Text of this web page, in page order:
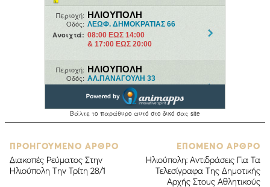
ΠΡΟΗΓΟΥΜΕΝΟ ΑΡΘΡΟ
Διακοπές Ρεύματος Στην
Ηλιούπολη Την Τρίτη 28/1
ΕΠΟΜΕΝΟ ΑΡΘΡΟ
Ηλιούπολη: Αντιδράσεις Για Τα
Τελεσίγραφα Της Δημοτικής
Αρχής Στους Αθλητικούς